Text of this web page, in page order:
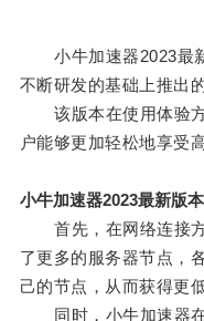
小牛加速器2023最新
不断研发的基础上推出的
该版本在使用体验方
户能够更加轻松地享受
小牛加速器2023最新版
首先，在网络连接方
了更多的服务器节点，
己的节点，从而获得更
同时，小牛加速器在